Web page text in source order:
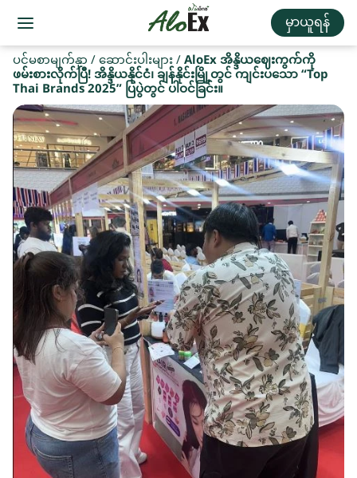
မှာယူရန်
ပင်မစာမျက်နှာ /ဆောင်းပါးများ/AloEx အိန္ဒိယဈေးကွက်ကို
ဖမ်းစားလိုက်ပြီ! အိန္ဒိယနိုင်ငံ၊ ချန်နိုင်းမြို့တွင် ကျင်းပသော “Top
Thai Brands 2025” ပြပွဲတွင် ပါဝင်ခြင်း။